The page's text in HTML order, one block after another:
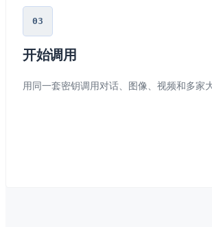
03
开始调用
用同一套密钥调用对话、图像、视频和多家